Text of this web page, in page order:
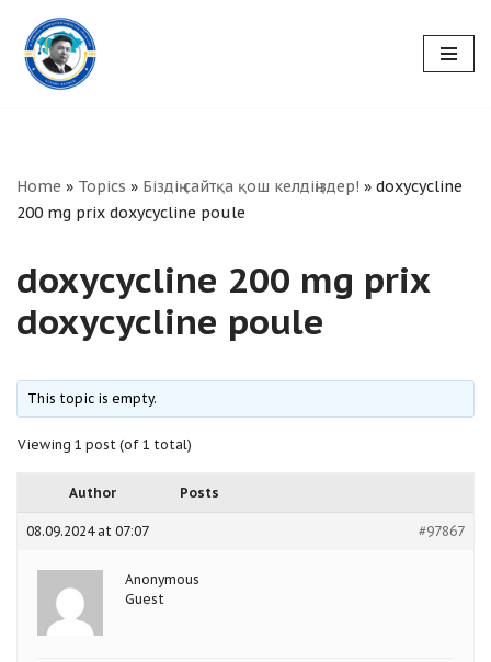
Skip
to
Home » Topics » Біздің сайтқа қош келдіңіздер! » doxycycline
200 mg prix doxycycline poule
doxycycline 200 mg prix
doxycycline poule
This topic is empty.
Viewing 1 post (of 1 total)
Author Posts
08.09.2024 at 07:07 #97867
Anonymous
Guest